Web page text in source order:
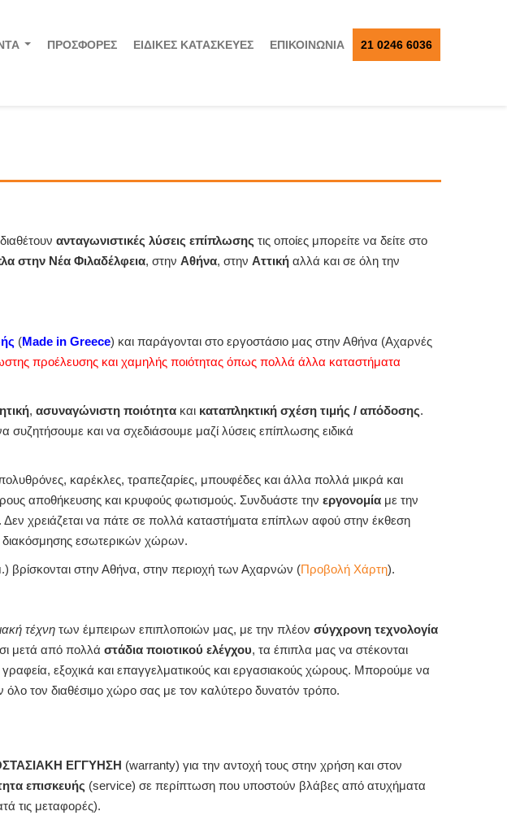
διαθέτουν ανταγωνιστικές λύσεις επίπλωσης τις οποίες μπορείτε να δείτε στο
στην Νέα Φιλαδέλφεια, στην Αθήνα, στην Αττικήαλλά και σε όλη την
(Made in Greece) και παράγονται στο εργοστάσιο μας στην Αθήνα (Αχαρνές
προέλευσης και χαμηλής ποιότητας όπως πολλά άλλα καταστήματα
, ασυναγώνιστη ποιότητακαι καταπληκτική σχέση τιμής / απόδοσης.
συζητήσουμε και να σχεδιάσουμε μαζί λύσεις επίπλωσης ειδικά
καρέκλες, τραπεζαρίες, μπουφέδες και άλλα πολλά μικρά και
αποθήκευσης και κρυφούς φωτισμούς. Συνδυάστε την εργονομίαμε την
Δεν χρειάζεται να πάτε σε πολλά καταστήματα επίπλων αφού στην έκθεση
διακόσμησης εσωτερικών χώρων.
βρίσκονται στην Αθήνα, στην περιοχή των Αχαρνών (Προβολή Χάρτη).
τέχνητων έμπειρων επιπλοποιών μας, με την πλέον σύγχρονη τεχνολογία
μετά από πολλά στάδια ποιοτικού ελέγχου, τα έπιπλα μας να στέκονται
εξοχικά και επαγγελματικούς και εργασιακούς χώρους. Μπορούμε να
όλο τον διαθέσιμο χώρο σας με τον καλύτερο δυνατόν τρόπο.
ΕΓΓΥΗΣΗ (warranty) για την αντοχή τους στην χρήση και στον
επισκευής (service) σε περίπτωση που υποστούν βλάβες από ατυχήματα
τις μεταφορές).
ΠΡΟΣΦΟΡΕΣ ΕΙΔΙΚΕΣ ΚΑΤΑΣΚΕΥΕΣ ΕΠΙΚΟΙΝΩΝΙΑ 21 0246 6036